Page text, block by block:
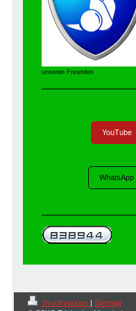
unseren Freunden
YouTube
WhatsApp
Druckversion
Sitemap